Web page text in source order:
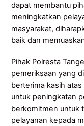
dapat membantu
meningkatkan
masyarakat,
baik dan
Pihak Polresta
pemeriksaan yang
berterima kasih
untuk peningkatan
berkomitmen untuk
pelayanan kepada